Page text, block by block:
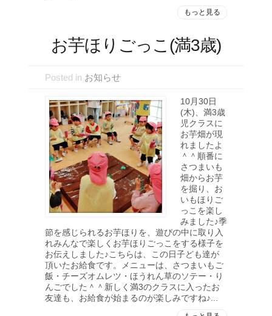
もっと見る
お芋ほりごっこ(満3歳)
Posted in お知らせ
10月30日
(木)、満3歳
児クラスに
お芋畑が現
れましたよ
＾＾順番に
さつまいも
畑からお芋
を掘り、お
いもほりご
っこを楽し
みました♪季
節を感じられるお芋ほりを、遊びの中に取り入
れみんなで楽しくお芋ほりごっこをする様子を
お伝えしました♪こちらは、この日子ども達が
頂いたお給食です。メニューは、さつまいもご
飯・チーズオムレツ・ほうれん草のソテー・り
んごでした＾＾新しく満3のクラスに入ったお
友達も、お給食が始まるのが楽しみですね♪...